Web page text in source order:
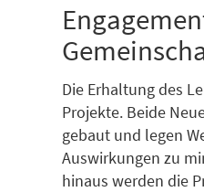
Die Erhaltung des
Projekte. Beide
gebaut und legen
Auswirkungen zu
hinaus werden die